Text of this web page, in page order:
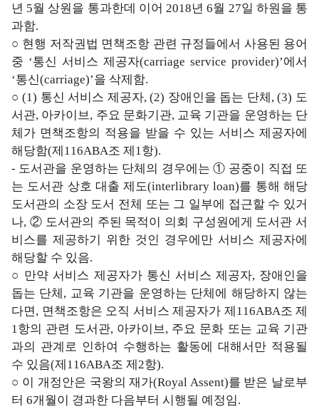
년 5월 상원을 통과한데 이어 2018년 6월 27일 하원을 통
과함.
○ 현행 저작권법 면책조항 관련 규정들에서 사용된 용어
중 ‘통신 서비스 제공자(carriage service provider)’에서
‘통신(carriage)’을 삭제함.
○ (1) 통신 서비스 제공자, (2) 장애인을 돕는 단체, (3) 도
서관, 아카이브, 주요 문화기관, 교육 기관을 운영하는 단
체가 면책조항의 적용을 받을 수 있는 서비스 제공자에
해당함(제116ABA조 제1항).
- 도서관을 운영하는 단체의 경우에는 ① 공중이 직접 또
는 도서관 상호 대출 제도(interlibrary loan)를 통해 해당
도서관의 소장 도서 전체 또는 그 일부에 접근할 수 있거
나, ② 도서관의 주된 목적이 의회 구성원에게 도서관 서
비스를 제공하기 위한 것인 경우에만 서비스 제공자에
해당할 수 있음.
○ 만약 서비스 제공자가 통신 서비스 제공자, 장애인을
돕는 단체, 교육 기관을 운영하는 단체에 해당하지 않는
다면, 면책조항은 오직 서비스 제공자가 제116ABA조 제
1항의 관련 도서관, 아카이브, 주요 문화 또는 교육 기관
과의 관계로 인하여 수행하는 활동에 대해서만 적용될
수 있음(제116ABA조 제2항).
○ 이 개정안은 국왕의 재가(Royal Assent)를 받은 날로부
터 6개월이 경과한 다음부터 시행될 예정임.